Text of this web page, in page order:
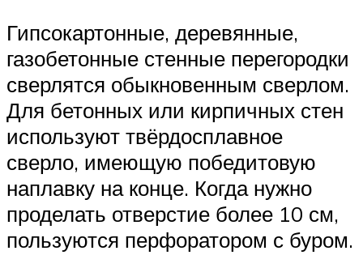
Гипсокартонные, деревянные,
газобетонные стенные перегородки
сверлятся обыкновенным сверлом.
Для бетонных или кирпичных стен
используют твёрдосплавное
сверло, имеющую победитовую
наплавку на конце. Когда нужно
проделать отверстие более 10 см,
пользуются перфоратором с буром.